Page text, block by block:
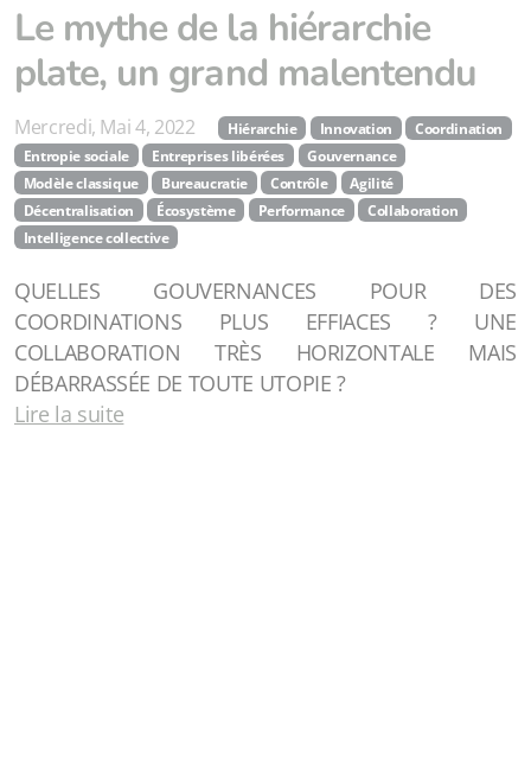
Le mythe de la hiérarchie
plate, un grand malentendu
Mercredi, Mai 4, 2022 Hiérarchie Innovation
Coordination
Entropie sociale
Entreprises libérées
Gouvernance
Modèle classique
Bureaucratie Contrôle
Agilité
Décentralisation
Écosystème Performance
Collaboration
Intelligence collective
QUELLES GOUVERNANCES POUR DES
COORDINATIONS PLUS EFFIACES ? UNE
COLLABORATION TRÈS HORIZONTALE MAIS
DÉBARRASSÉE DE TOUTE UTOPIE ?
Lire la suite